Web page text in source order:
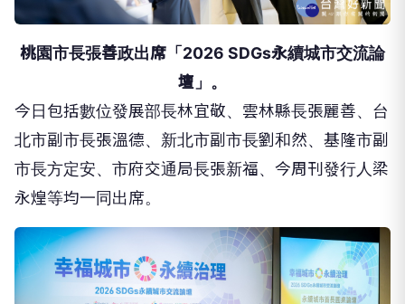
桃園市長張善政出席「2026 SDGs永續城市交流論
壇」。
今日包括數位發展部長林宜敬、雲林縣長張麗善、台
北市副市長張溫德、新北市副市長劉和然、基隆市副
市長方定安、市府交通局長張新福、今周刊發行人梁
永煌等均一同出席。